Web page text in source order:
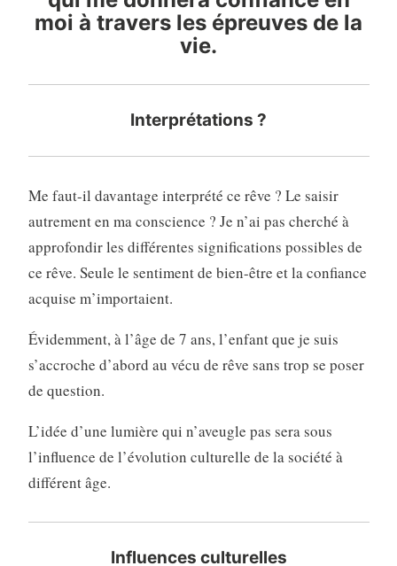
moi à travers les épreuves de la
vie.
Interprétations ?
Me faut-il davantage interprété ce rêve ? Le saisir
autrement en ma conscience ? Je n’ai pas cherché à
approfondir les différentes significations possibles de
ce rêve. Seule le sentiment de bien-être et la confiance
acquise m’importaient.
Évidemment, à l’âge de 7 ans, l’enfant que je suis
s’accroche d’abord au vécu de rêve sans trop se poser
de question.
L’idée d’une lumière qui n’aveugle pas sera sous
l’influence de l’évolution culturelle de la société à
différent âge.
Influences culturelles